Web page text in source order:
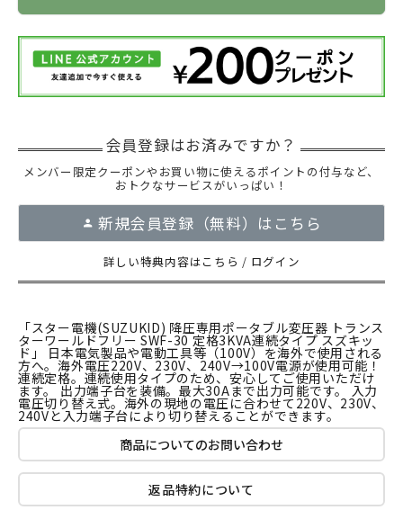
メンバー限定クーポンやお買い物に使えるポイントの付与など、
おトクなサービスがいっぱい！
新規会員登録（無料）はこちら
詳しい特典内容はこちら / ログイン
「スター電機(SUZUKID) 降圧専用ポータブル変圧器 トランス
ターワールドフリー SWF-30 定格3KVA連続タイプ スズキッ
ド」 日本電気製品や電動工具等（100V）を海外で使用される
方へ。海外電圧220V、230V、240V→100V電源が使用可能！
連続定格。連続使用タイプのため、安心してご使用いただけ
ます。 出力端子台を装備。最大30Aまで出力可能です。 入力
電圧切り替え式。海外の現地の電圧に合わせて220V、230V、
240Vと入力端子台により切り替えることができます。
商品についてのお問い合わせ
返品特約について